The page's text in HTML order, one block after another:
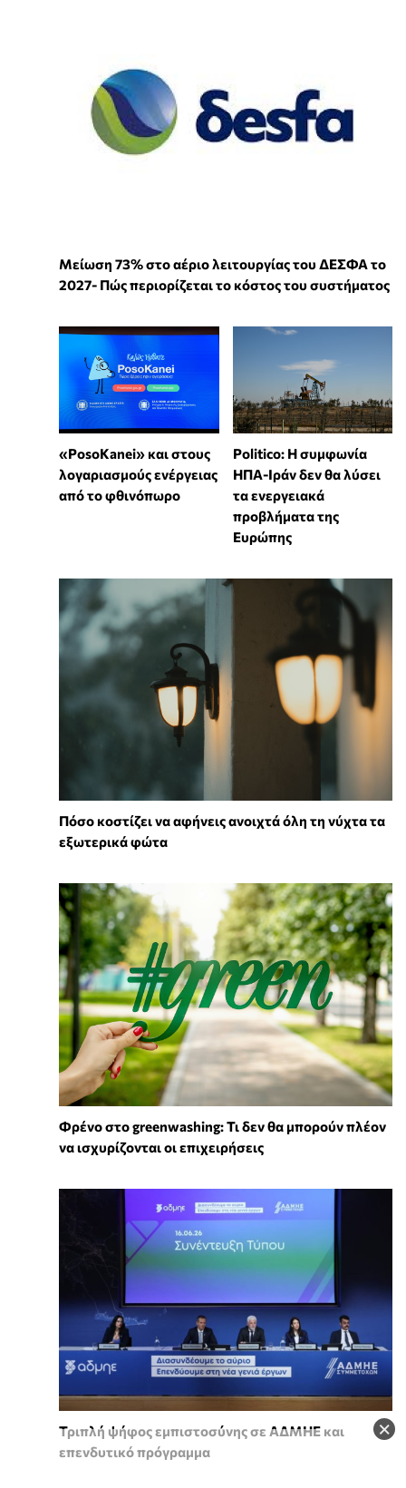
×
Μείωση 73% στο αέριο λειτουργίας του ΔΕΣΦΑ το
2027- Πώς περιορίζεται το κόστος του συστήματος
«PosoKanei» και στους
λογαριασμούς ενέργειας
από το φθινόπωρο
Politico: Η συμφωνία
ΗΠΑ-Ιράν δεν θα λύσει
τα ενεργειακά
προβλήματα της
Ευρώπης
Πόσο κοστίζει να αφήνεις ανοιχτά όλη τη νύχτα τα
εξωτερικά φώτα
Φρένο στο greenwashing: Τι δεν θα μπορούν πλέον
να ισχυρίζονται οι επιχειρήσεις
Τριπλή ψήφος εμπιστοσύνης σε ΑΔΜΗΕ και
επενδυτικό πρόγραμμα